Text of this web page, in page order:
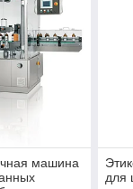
машина
для